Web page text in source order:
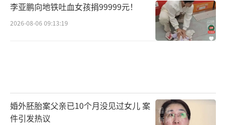
李亚鹏向地铁吐血女孩捐99999元！
2026-08-06 09:13:19
婚外胚胎案父亲已10个月没见过女儿 案
件引发热议